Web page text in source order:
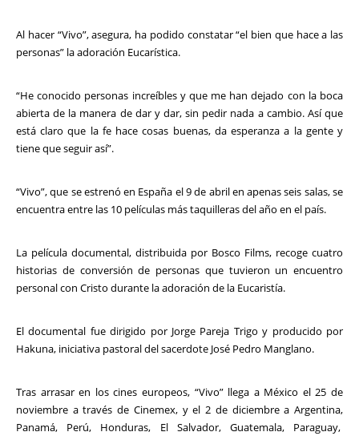
Al hacer “Vivo”, asegura, ha podido constatar “el bien que hace a las
personas” la adoración Eucarística.
“He conocido personas increíbles y que me han dejado con la boca
abierta de la manera de dar y dar, sin pedir nada a cambio. Así que
está claro que la fe hace cosas buenas, da esperanza a la gente y
tiene que seguir así”.
“Vivo”, que se estrenó en España el 9 de abril en apenas seis salas, se
encuentra entre las 10 películas más taquilleras del año en el país.
La película documental, distribuida por Bosco Films, recoge cuatro
historias de conversión de personas que tuvieron un encuentro
personal con Cristo durante la adoración de la Eucaristía.
El documental fue dirigido por Jorge Pareja Trigo y producido por
Hakuna, iniciativa pastoral del sacerdote José Pedro Manglano.
Tras arrasar en los cines europeos, “Vivo” llega a México el 25 de
noviembre a través de Cinemex, y el 2 de diciembre a Argentina,
Panamá, Perú, Honduras, El Salvador, Guatemala, Paraguay,